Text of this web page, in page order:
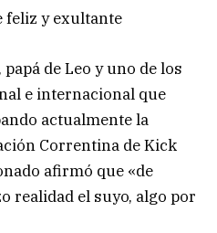
feliz y exultante
de Leo y uno de los
e internacional que
actualmente la
Correntina de Kick
afirmó que «de
realidad el suyo, algo por